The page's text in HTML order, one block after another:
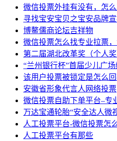
微信投票外挂有没有，怎
寻找宝安宝贝之宝安品牌
博鳌儒商论坛吉祥物
微信投票怎么找专业拉票
第二届湖北改革奖（个人奖
“兰州银行杯”首届少儿广
该用户投票被锁定是怎么
安徽省形象代言人网络投票
微信投票自助下单平台–专
万达宝通轮胎“安全达人微
人工投票平台-微信投票怎
人工投票平台有那些